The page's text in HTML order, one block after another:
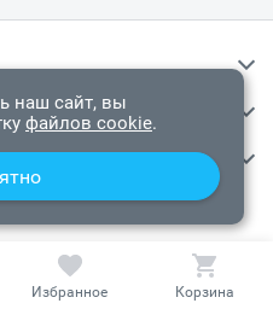
наш сайт, вы
файлов cookie.